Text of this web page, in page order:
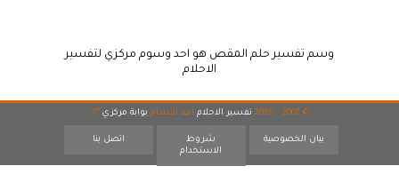
وسم تفسير حلم المقص هو احد وسوم مركزي لتفسير
الاحلام
© 2007 - 2026 تفسير الاحلام احد اقسام بوابة مركزي 17
بيان الخصوصية
شروط
الاستخدام
اتصل بنا